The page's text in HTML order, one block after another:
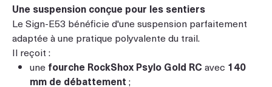
Une suspension conçue pour les sentiers
Le Sign-E53 bénéficie d'une suspension parfaitement
adaptée à une pratique polyvalente du trail.
Il reçoit :
une fourche RockShox Psylo Gold RC avec 140
mm de débattement ;